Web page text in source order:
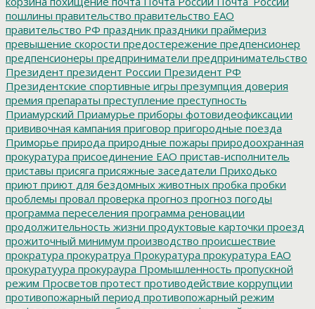
пошлины правительство правительство ЕАО
правительство РФ праздник праздники праймериз
превышение скорости предостережение предпенсионер
предпенсионеры предприниматели предпринимательство
Президент президент России Президент РФ
Президентские спортивные игры презумпция доверия
премия препараты преступление преступность
Приамурский Приамурье приборы фотовидеофиксации
прививочная кампания приговор пригородные поезда
Приморье природа природные пожары природоохранная
прокуратура присоединение ЕАО пристав-исполнитель
приставы присяга присяжные заседатели Приходько
приют приют для бездомных животных пробка пробки
проблемы провал проверка прогноз прогноз погоды
программа переселения программа реновации
продолжительность жизни продуктовые карточки проезд
прожиточный минимум производство происшествие
прократура прокуратруа Прокуратура прокуратура ЕАО
прокуратуура прокураура Промышленность пропускной
режим Просветов протест противодействие коррупции
противопожарный период противопожарный режим